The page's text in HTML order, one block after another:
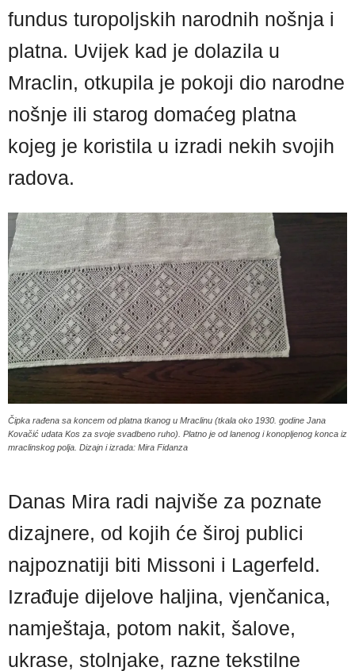
fundus turopoljskih narodnih nošnja i
platna. Uvijek kad je dolazila u
Mraclin, otkupila je pokoji dio narodne
nošnje ili starog domaćeg platna
kojeg je koristila u izradi nekih svojih
radova.
Čipka rađena sa koncem od platna tkanog u Mraclinu (tkala oko 1930. godine Jana
Kovačić udata Kos za svoje svadbeno ruho). Platno je od lanenog i konopljenog konca iz
mraclinskog polja. Dizajn i izrada: Mira Fidanza
Danas Mira radi najviše za poznate
dizajnere, od kojih će široj publici
najpoznatiji biti Missoni i Lagerfeld.
Izrađuje dijelove haljina, vjenčanica,
namještaja, potom nakit, šalove,
ukrase, stolnjake, razne tekstilne